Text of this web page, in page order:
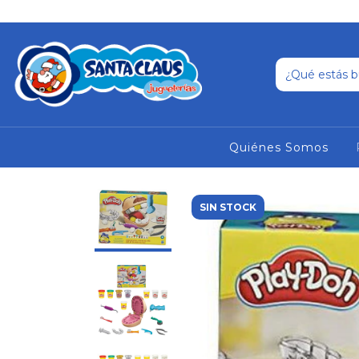
Quiénes Somos
SIN STOCK